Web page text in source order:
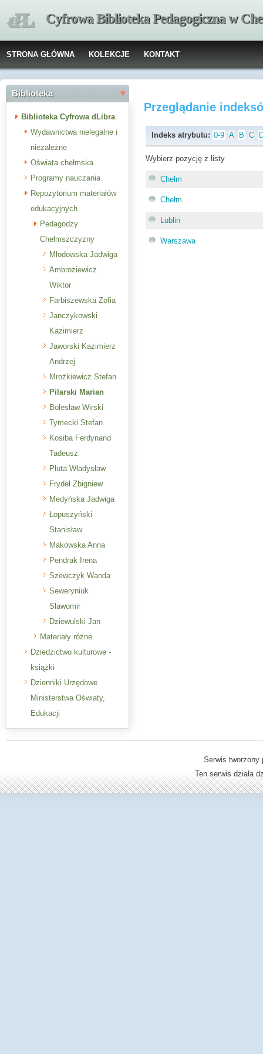
Cyfrowa Biblioteka Pedagogiczna w
STRONA GŁÓWNA KOLEKCJE KONTAKT
Biblioteka
Biblioteka Cyfrowa dLibra
Wydawnictwa nielegalne i
niezależne
Oświata chełmska
Programy nauczania
Repozytorium materiałów
edukacyjnych
Pedagodzy
Chełmszczyzny
Młodowska Jadwiga
Ambroziewicz
Wiktor
Farbiszewska Zofia
Janczykowski
Kazimierz
Jaworski Kazimierz
Andrzej
Mrożkiewicz Stefan
Pilarski Marian
Bolesław Wirski
Tymecki Stefan
Kosiba Ferdynand
Tadeusz
Pluta Władysław
Frydel Zbigniew
Medyńska Jadwiga
Łopuszyński
Stanisław
Makowska Anna
Pendrak Irena
Szewczyk Wanda
Seweryniuk
Sławomir
Dziewulski Jan
Materiały różne
Dziedzictwo kulturowe -
książki
Dzienniki Urzędowe
Ministerstwa Oświaty,
Edukacji
Przeglądanie
Indeks atrybutu: 0-9 A B C
Wybierz pozycję z listy
Chelm
Chełm
Lublin
Warszawa
Serwis
Ten serwis działa